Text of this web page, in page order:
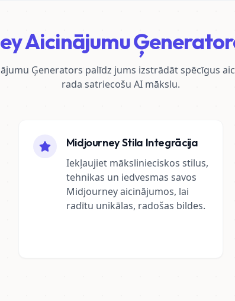
Aicinājumu
Ģenerators palīdz jums izstrādāt spēcīgus
rada satriecošu AI mākslu.
Midjourney Stila Integrācija
Iekļaujiet mākslinieciskos stilus,
tehnikas un iedvesmas savos
Midjourney aicinājumos, lai
radītu unikālas, radošas bildes.